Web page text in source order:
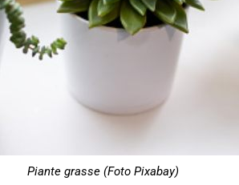
Piante grasse (Foto Pixabay)